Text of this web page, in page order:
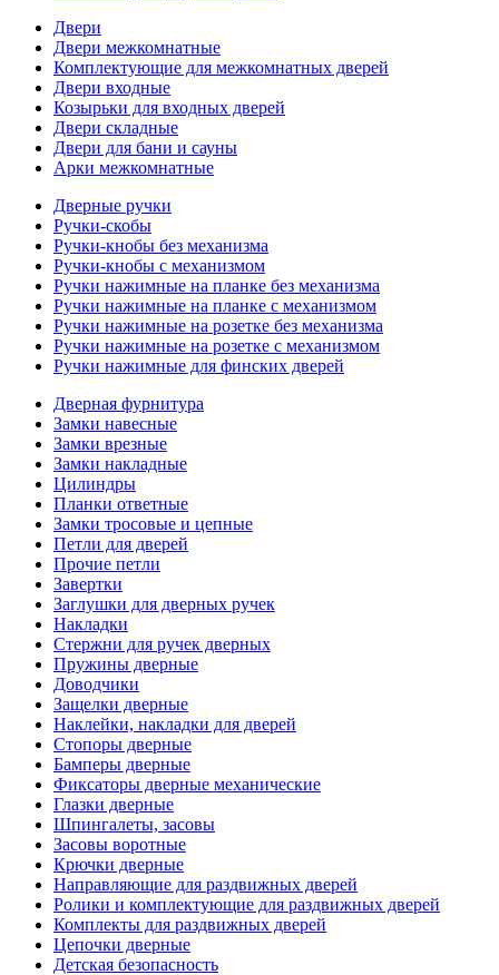
Двери
Двери межкомнатные
Комплектующие для межкомнатных дверей
Двери входные
Козырьки для входных дверей
Двери складные
Двери для бани и сауны
Арки межкомнатные
Дверные ручки
Ручки-скобы
Ручки-кнобы без механизма
Ручки-кнобы с механизмом
Ручки нажимные на планке без механизма
Ручки нажимные на планке с механизмом
Ручки нажимные на розетке без механизма
Ручки нажимные на розетке с механизмом
Ручки нажимные для финских дверей
Дверная фурнитура
Замки навесные
Замки врезные
Замки накладные
Цилиндры
Планки ответные
Замки тросовые и цепные
Петли для дверей
Прочие петли
Завертки
Заглушки для дверных ручек
Накладки
Стержни для ручек дверных
Пружины дверные
Доводчики
Защелки дверные
Наклейки, накладки для дверей
Стопоры дверные
Бамперы дверные
Фиксаторы дверные механические
Глазки дверные
Шпингалеты, засовы
Засовы воротные
Крючки дверные
Направляющие для раздвижных дверей
Ролики и комплектующие для раздвижных дверей
Комплекты для раздвижных дверей
Цепочки дверные
Детская безопасность